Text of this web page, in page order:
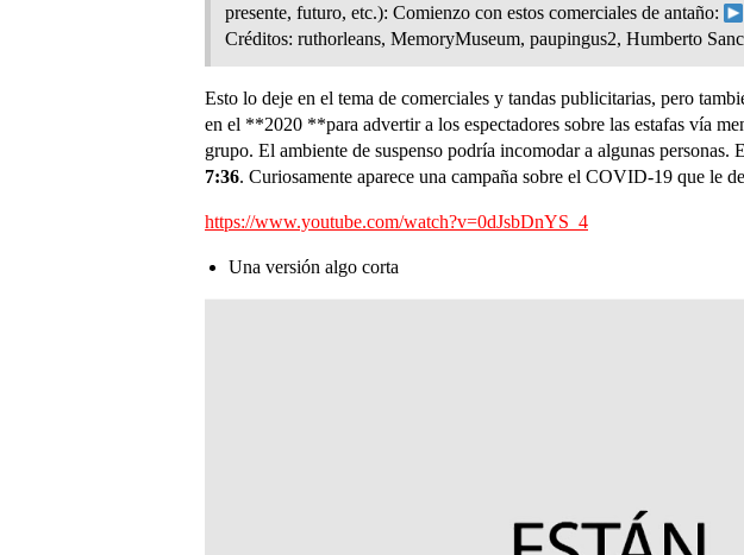
presente, futuro, etc.): Comienzo con estos comerciales de antaño:
Créditos: ruthorleans, MemoryMuseum, paupingus2, Humberto
Esto lo deje en el tema de comerciales y tandas publicitarias, pero
en el **2020 **para advertir a los espectadores sobre las estafas vía
grupo. El ambiente de suspenso podría incomodar a algunas personas.
7:36. Curiosamente aparece una campaña sobre el COVID-19 que le
https://www.youtube.com/watch?v=0dJsbDnYS_4
Una versión algo corta